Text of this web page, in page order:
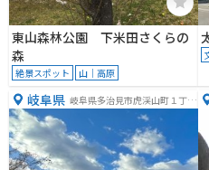
東山森林公園 下米田さくらの
森
絶景スポット 山｜高原
岐阜県 岐阜県多治見市虎渓山町１丁目